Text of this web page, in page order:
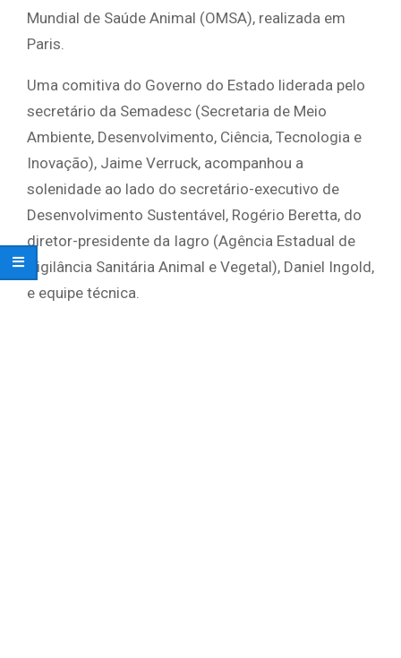
Mundial de Saúde Animal (OMSA), realizada em
Paris.
Uma comitiva do Governo do Estado liderada pelo
secretário da Semadesc (Secretaria de Meio
Ambiente, Desenvolvimento, Ciência, Tecnologia e
Inovação), Jaime Verruck, acompanhou a
solenidade ao lado do secretário-executivo de
Desenvolvimento Sustentável, Rogério Beretta, do
diretor-presidente da Iagro (Agência Estadual de
Vigilância Sanitária Animal e Vegetal), Daniel Ingold,
e equipe técnica.